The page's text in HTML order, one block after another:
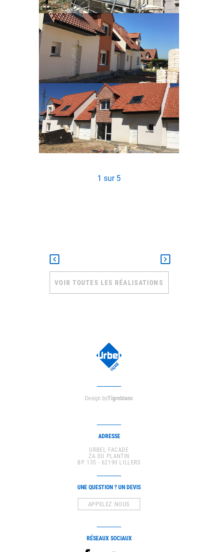
1 sur 5
VOIR TOUTES LES RÉALISATIONS
Design byTigreblanc
ADRESSE
URBEL FACADE
ZA DU PLANTIN
BP 135 - 62190 LILLERS
UNE QUESTION ? UN DEVIS
APPELEZ NOUS
RÉSEAUX SOCIAUX